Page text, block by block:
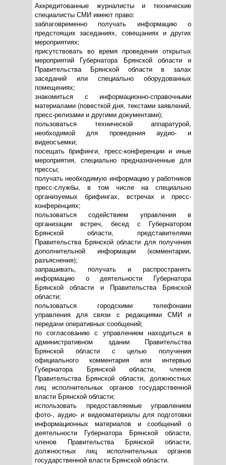
Аккредитованные журналисты и технические
специалисты СМИ имеют право:
заблаговременно получать информацию о
предстоящих заседаниях, совещаниях и других
мероприятиях;
присутствовать во время проведения открытых
мероприятий Губернатора Брянской области и
Правительства Брянской области в залах
заседаний или специально оборудованных
помещениях;
знакомиться с информационно-справочными
материалами (повесткой дня, текстами заявлений,
пресс-релизами и другими документами);
пользоваться технической аппаратурой,
необходимой для проведения аудио- и
видеосъемки;
посещать брифинги, пресс-конференции и иные
мероприятия, специально предназначенные для
прессы;
получать необходимую информацию у работников
пресс-службы, в том числе на специально
организуемых брифингах, встречах и пресс-
конференциях;
пользоваться содействием управления в
организации встреч, бесед с Губернатором
Брянской области, представителями
Правительства Брянской области для получения
дополнительной информации (комментарии,
разъяснения);
запрашивать, получать и распространять
информацию о деятельности Губернатора
Брянской области и Правительства Брянской
области;
пользоваться городскими телефонами
управления для связи с редакциями СМИ и
передачи оперативных сообщений;
по согласованию с управлением находиться в
административном здании Правительства
Брянской области с целью получения
официального комментария или интервью
Губернатора Брянской области, членов
Правительства Брянской области, должностных
лиц исполнительных органов государственной
власти Брянской области;
использовать предоставляемые управлением
фото-, аудио- и видеоматериалы для подготовки
информационных материалов и сообщений о
деятельности Губернатора Брянской области,
членов Правительства Брянской области,
должностных лиц исполнительных органов
государственной власти Брянской области.